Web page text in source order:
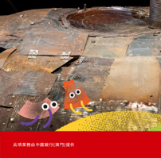
學者倡澳發揮一基地作用
增強兩岸共同體意識